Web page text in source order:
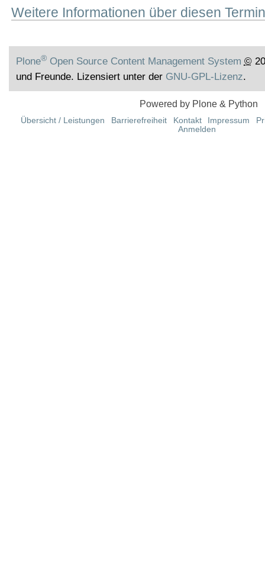
Weitere Informationen über diesen
Plone®Open Source Content Management System ©
und Freunde. Lizensiert unter der GNU-GPL-Lizenz.
Powered by Plone & Python
Übersicht / Leistungen Barrierefreiheit Kontakt Impressum
Anmelden